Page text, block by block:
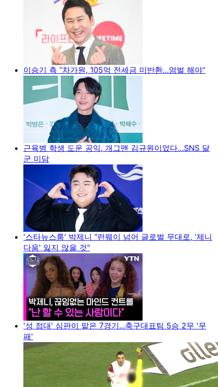
이승기 측 “차가원, 105억 전세금 미반환…엄벌 해야”
근육병 학생 도운 공익, 개그맨 김규원이었다…SNS 달
군 미담
'스타뉴스룸' 박제니 "런웨이 넘어 글로벌 무대로, '제니
다움' 잃지 않을 것"
'성 접대' 심판이 맡은 7경기...축구대표팀 5승 2무 '무
패'